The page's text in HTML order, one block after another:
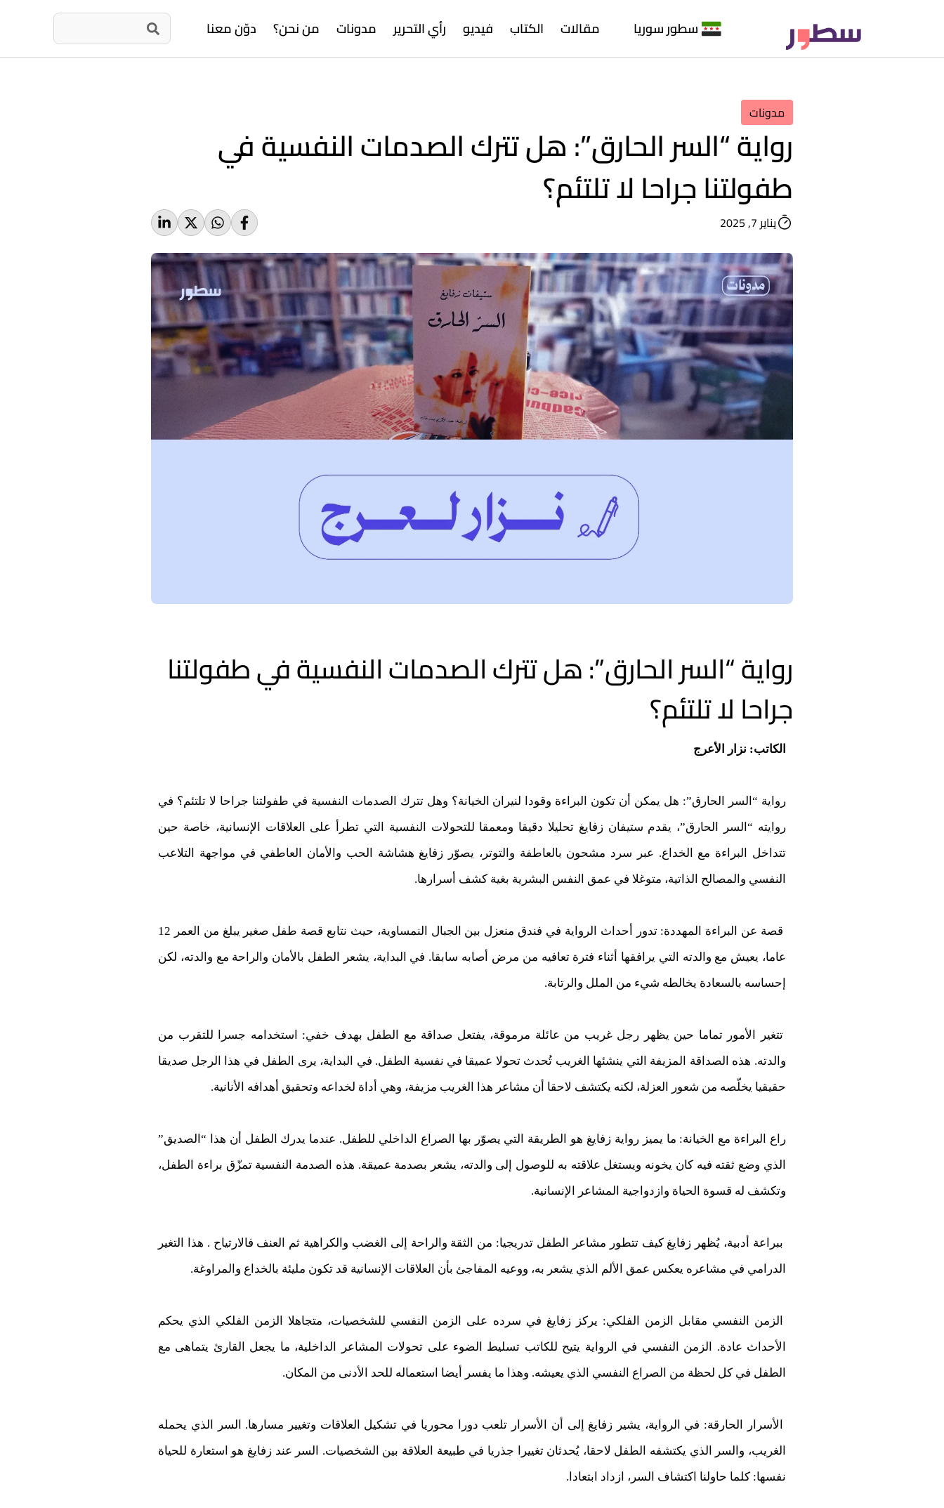
سطور سوريا مقالات الكتاب فيديو رأي التحرير مدونات من نحن؟ دوّن معنا
مدونات
رواية “السر الحارق”: هل تترك الصدمات النفسية في
طفولتنا جراحا لا تلتئم؟
يناير 7, 2025
رواية “السر الحارق”: هل تترك الصدمات النفسية في طفولتنا
جراحا لا تلتئم؟
الكاتب: نزار الأعرج
رواية “السر الحارق”: هل يمكن أن تكون البراءة وقودا لنيران الخيانة؟ وهل تترك الصدمات النفسية في طفولتنا جراحا لا تلتئم؟ في
روايته “السر الحارق”، يقدم ستيفان زفايغ تحليلا دقيقا ومعمقا للتحولات النفسية التي تطرأ على العلاقات الإنسانية، خاصة حين
تتداخل البراءة مع الخداع. عبر سرد مشحون بالعاطفة والتوتر، يصوّر زفايغ هشاشة الحب والأمان العاطفي في مواجهة التلاعب
النفسي والمصالح الذاتية، متوغلا في عمق النفس البشرية بغية كشف أسرارها.
قصة عن البراءة المهددة: تدور أحداث الرواية في فندق منعزل بين الجبال النمساوية، حيث نتابع قصة طفل صغير يبلغ من العمر 12
عاما، يعيش مع والدته التي يرافقها أثناء فترة تعافيه من مرض أصابه سابقا. في البداية، يشعر الطفل بالأمان والراحة مع والدته، لكن
إحساسه بالسعادة يخالطه شيء من الملل والرتابة.
تتغير الأمور تماما حين يظهر رجل غريب من عائلة مرموقة، يفتعل صداقة مع الطفل بهدف خفي: استخدامه جسرا للتقرب من
والدته. هذه الصداقة المزيفة التي ينشئها الغريب تُحدث تحولا عميقا في نفسية الطفل. في البداية، يرى الطفل في هذا الرجل صديقا
حقيقيا يخلّصه من شعور العزلة، لكنه يكتشف لاحقا أن مشاعر هذا الغريب مزيفة، وهي أداة لخداعه وتحقيق أهدافه الأنانية.
راع البراءة مع الخيانة: ما يميز رواية زفايغ هو الطريقة التي يصوّر بها الصراع الداخلي للطفل. عندما يدرك الطفل أن هذا “الصديق”
الذي وضع ثقته فيه كان يخونه ويستغل علاقته به للوصول إلى والدته، يشعر بصدمة عميقة. هذه الصدمة النفسية تمزّق براءة الطفل،
وتكشف له قسوة الحياة وازدواجية المشاعر الإنسانية.
ببراعة أدبية، يُظهر زفايغ كيف تتطور مشاعر الطفل تدريجيا: من الثقة والراحة إلى الغضب والكراهية ثم العنف فالارتياح . هذا التغير
الدرامي في مشاعره يعكس عمق الألم الذي يشعر به، ووعيه المفاجئ بأن العلاقات الإنسانية قد تكون مليئة بالخداع والمراوغة.
الزمن النفسي مقابل الزمن الفلكي: يركز زفايغ في سرده على الزمن النفسي للشخصيات، متجاهلا الزمن الفلكي الذي يحكم
الأحداث عادة. الزمن النفسي في الرواية يتيح للكاتب تسليط الضوء على تحولات المشاعر الداخلية، ما يجعل القارئ يتماهى مع
الطفل في كل لحظة من الصراع النفسي الذي يعيشه. وهذا ما يفسر أيضا استعماله للحد الأدنى من المكان.
الأسرار الحارقة: في الرواية، يشير زفايغ إلى أن الأسرار تلعب دورا محوريا في تشكيل العلاقات وتغيير مسارها. السر الذي يحمله
الغريب، والسر الذي يكتشفه الطفل لاحقا، يُحدثان تغييرا جذريا في طبيعة العلاقة بين الشخصيات. السر عند زفايغ هو استعارة للحياة
نفسها: كلما حاولنا اكتشاف السر، ازداد ابتعادا.